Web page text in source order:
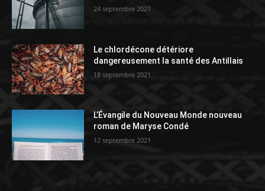
24 septembre 2021
Le chlordécone détériore
dangereusement la santé des Antillais
18 septembre 2021
L’Évangile du Nouveau Monde nouveau
roman de Maryse Condé
12 septembre 2021